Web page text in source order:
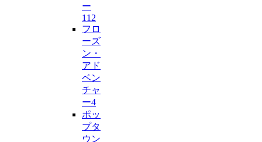
ー
112
フロ
ーズ
ン・
アド
ベン
チャ
ー4
ポッ
プタ
ウン